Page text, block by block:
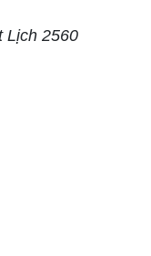
Lịch 2560